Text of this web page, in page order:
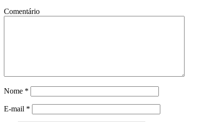
Comentário
Nome *
E-mail *